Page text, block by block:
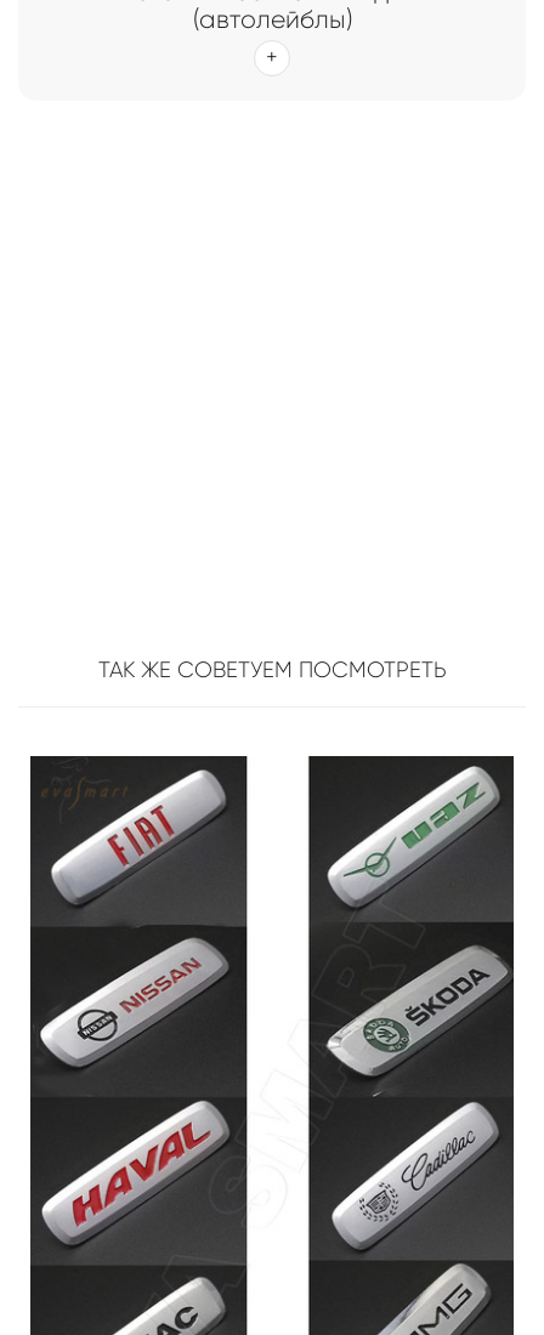
(автолейблы)
ТАК ЖЕ СОВЕТУЕМ ПОСМОТРЕТЬ